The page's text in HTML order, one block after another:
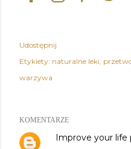
Udostępnij
Etykiety: naturalne leki
warzywa
KOMENTARZE
Improve your life